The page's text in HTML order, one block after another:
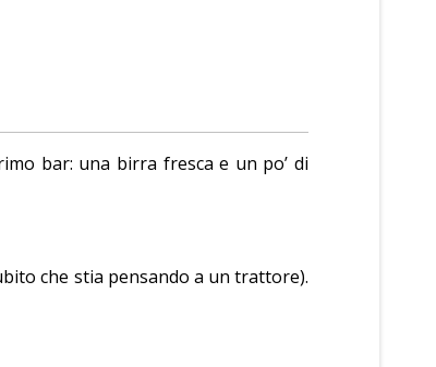
bar: una birra fresca e un po’ di
che stia pensando a un trattore).